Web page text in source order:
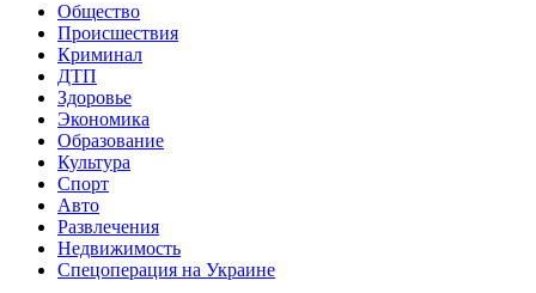
Общество
Происшествия
Криминал
ДТП
Здоровье
Экономика
Образование
Культура
Спорт
Авто
Развлечения
Недвижимость
Спецоперация на Украине